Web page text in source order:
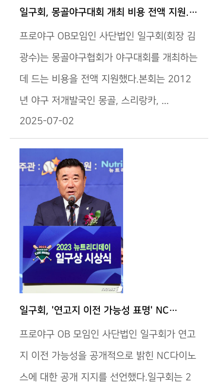
일구회, 몽골야구대회 개최 비용 전액 지원..."한…
프로야구 OB모임인 사단법인 일구회(회장 김
광수)는 몽골야구협회가 야구대회를 개최하는
데 드는 비용을 전액 지원했다.본회는 2012
년 야구 저개발국인 몽골, 스리랑카, ...
2025-07-02
일구회, '연고지 이전 가능성 표명' NC…
프로야구 OB 모임인 사단법인 일구회가 연고
지 이전 가능성을 공개적으로 밝힌 NC다이노
스에 대한 공개 지지를 선언했다.일구회는 2